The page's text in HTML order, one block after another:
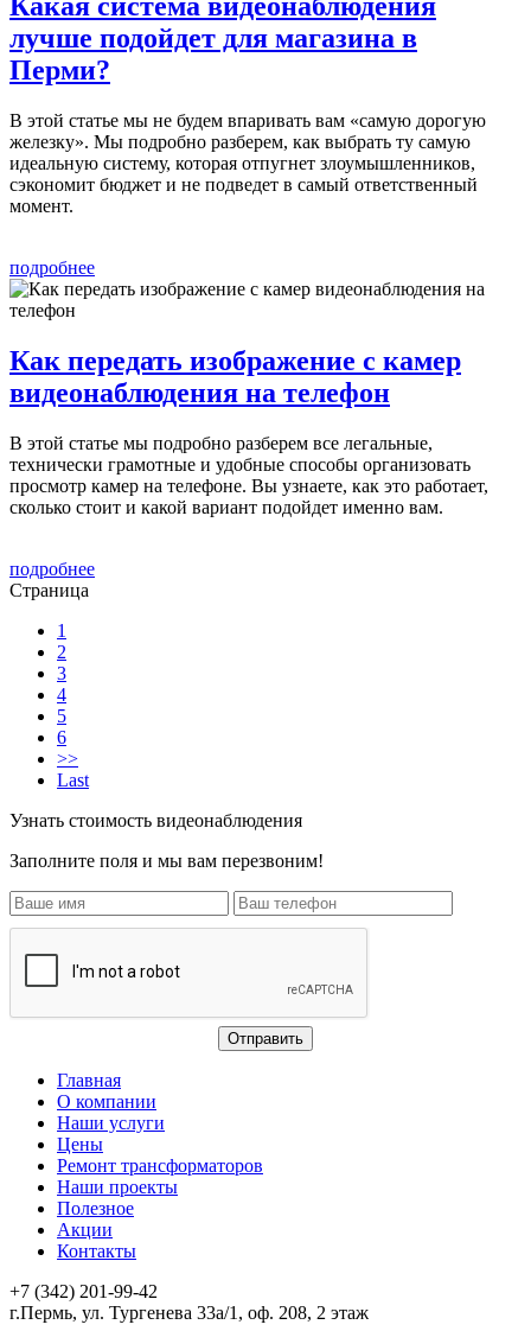
лучше подойдет для магазина в
Перми?
В этой статье мы не будем впаривать вам «самую дорогую
железку». Мы подробно разберем, как выбрать ту самую
идеальную систему, которая отпугнет злоумышленников,
сэкономит бюджет и не подведет в самый ответственный
момент.
подробнее
Как передать изображение с камер
видеонаблюдения на телефон
В этой статье мы подробно разберем все легальные,
технически грамотные и удобные способы организовать
просмотр камер на телефоне. Вы узнаете, как это работает,
сколько стоит и какой вариант подойдет именно вам.
подробнее
Страница
1
2
3
4
5
6
>>
Last
Узнать стоимость видеонаблюдения
Заполните поля и мы вам перезвоним!
Главная
О компании
Наши услуги
Цены
Ремонт трансформаторов
Наши проекты
Полезное
Акции
Контакты
+7 (342) 201-99-42
г.Пермь, ул. Тургенева 33а/1, оф. 208, 2 этаж